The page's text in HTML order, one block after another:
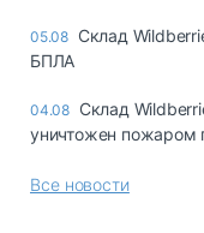
05.08 Склад
БПЛА
04.08 Склад
уничтожен пожаром
Все новости